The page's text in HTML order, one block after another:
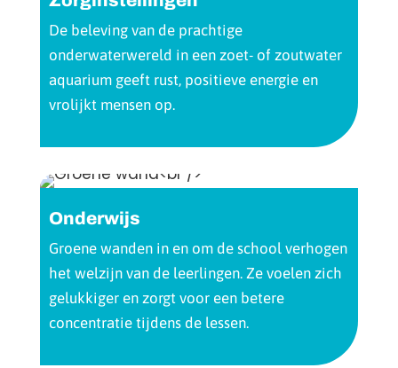
De beleving van de prachtige
onderwaterwereld in een zoet- of zoutwater
aquarium geeft rust, positieve energie en
vrolijkt mensen op.
Onderwijs
Groene wanden in en om de school verhogen
het welzijn van de leerlingen. Ze voelen zich
gelukkiger en zorgt voor een betere
concentratie tijdens de lessen.